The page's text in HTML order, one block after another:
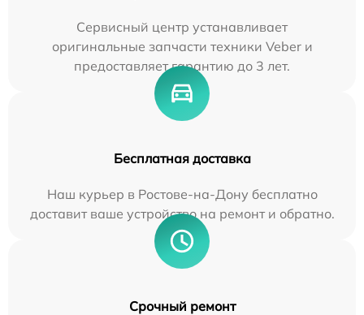
Сервисный центр устанавливает
оригинальные запчасти техники Veber и
предоставляет гарантию до 3 лет.
Бесплатная доставка
Наш курьер в Ростове-на-Дону бесплатно
доставит ваше устройство на ремонт и обратно.
Срочный ремонт